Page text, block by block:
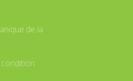
de la
condition